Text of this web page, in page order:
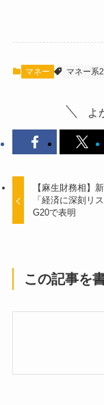
マネー マネー系
よ
【麻生財務相】
「経済に深刻リ
G20で表明
この記事を